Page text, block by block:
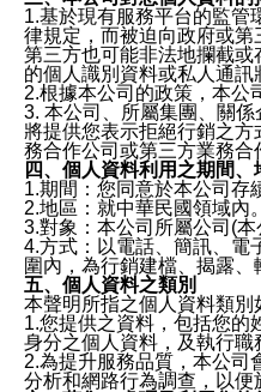
1.基於現有服務平台的監管
律規定，而被迫向政府或第
第三方也可能非法地攔截
的個人識別資料或私人通訊
2.根據本公司的政策，本公
3. 本公司、所屬集團、關
將提供您表示拒絕行銷之
務合作公司或第三方業務合
四、個人資料利用之期間
1.期間：您同意於本公司存
2.地區：就中華民國領域內。
3.對象：本公司所屬公司(
4.方式：以電話、簡訊、電
圍內，為行銷建檔、揭露、
五、個人資料之類別
本聲明所指之個人資料類別
1.您提供之資料，包括您的
身分之個人資料，及執行職
2.為提升服務品質，本公司
分析和網路行為調查，以便